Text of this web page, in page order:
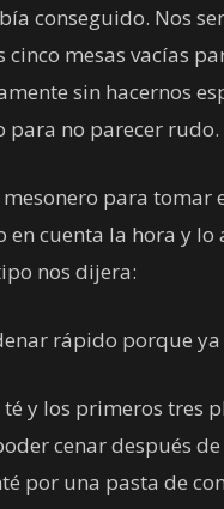
conseguido. Nos
mesas vacías
sin hacernos
para no parecer rudo.
para
en cuenta la hora y
nos dijera:
rápido porque
y los primeros tres
cenar después
por una pasta de